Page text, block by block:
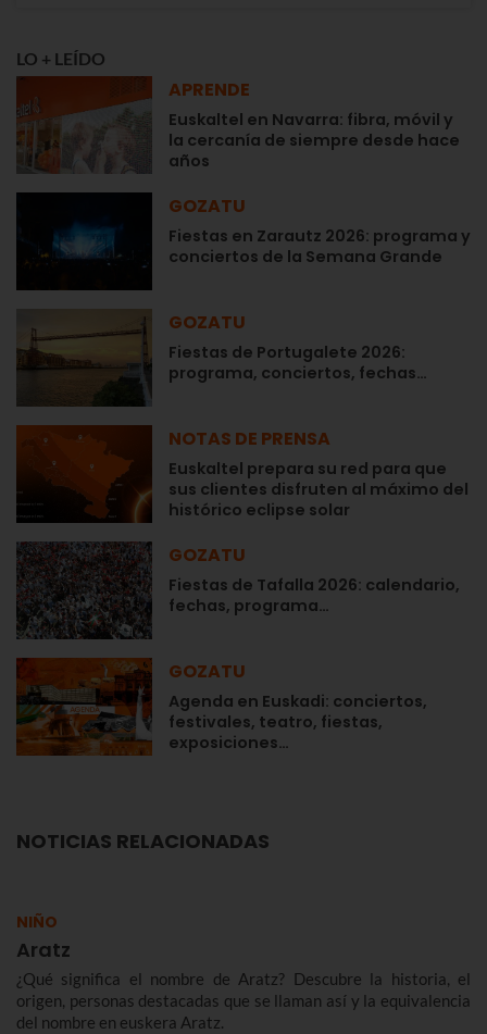
LO + LEÍDO
APRENDE
Euskaltel en Navarra: fibra, móvil y
la cercanía de siempre desde hace
años
GOZATU
Fiestas en Zarautz 2026: programa y
conciertos de la Semana Grande
GOZATU
Fiestas de Portugalete 2026:
programa, conciertos, fechas…
NOTAS DE PRENSA
Euskaltel prepara su red para que
sus clientes disfruten al máximo del
histórico eclipse solar
GOZATU
Fiestas de Tafalla 2026: calendario,
fechas, programa…
GOZATU
Agenda en Euskadi: conciertos,
festivales, teatro, fiestas,
exposiciones…
NOTICIAS RELACIONADAS
NIÑO
Aratz
¿Qué significa el nombre de Aratz? Descubre la historia, el
origen, personas destacadas que se llaman así y la equivalencia
del nombre en euskera Aratz.